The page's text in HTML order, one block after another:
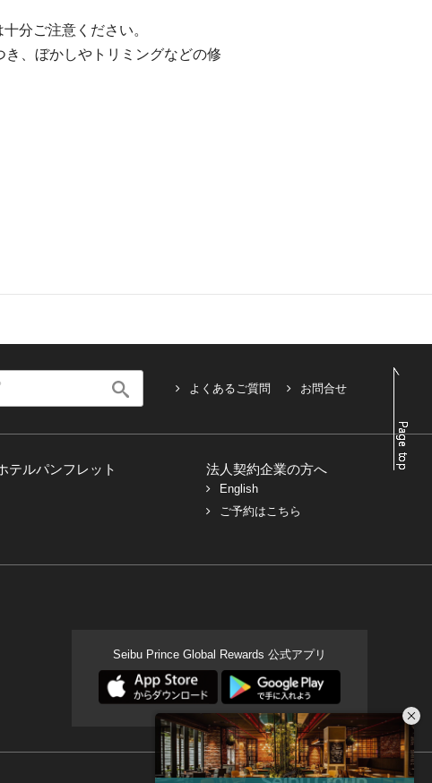
分ご注意ください。
、ぼかしやトリミングなどの修
よくあるご質問 お問合せ
テルパンフレット 法人契約企業の方へ
English
ご予約はこちら
Seibu Prince Global Rewards 公式アプリ